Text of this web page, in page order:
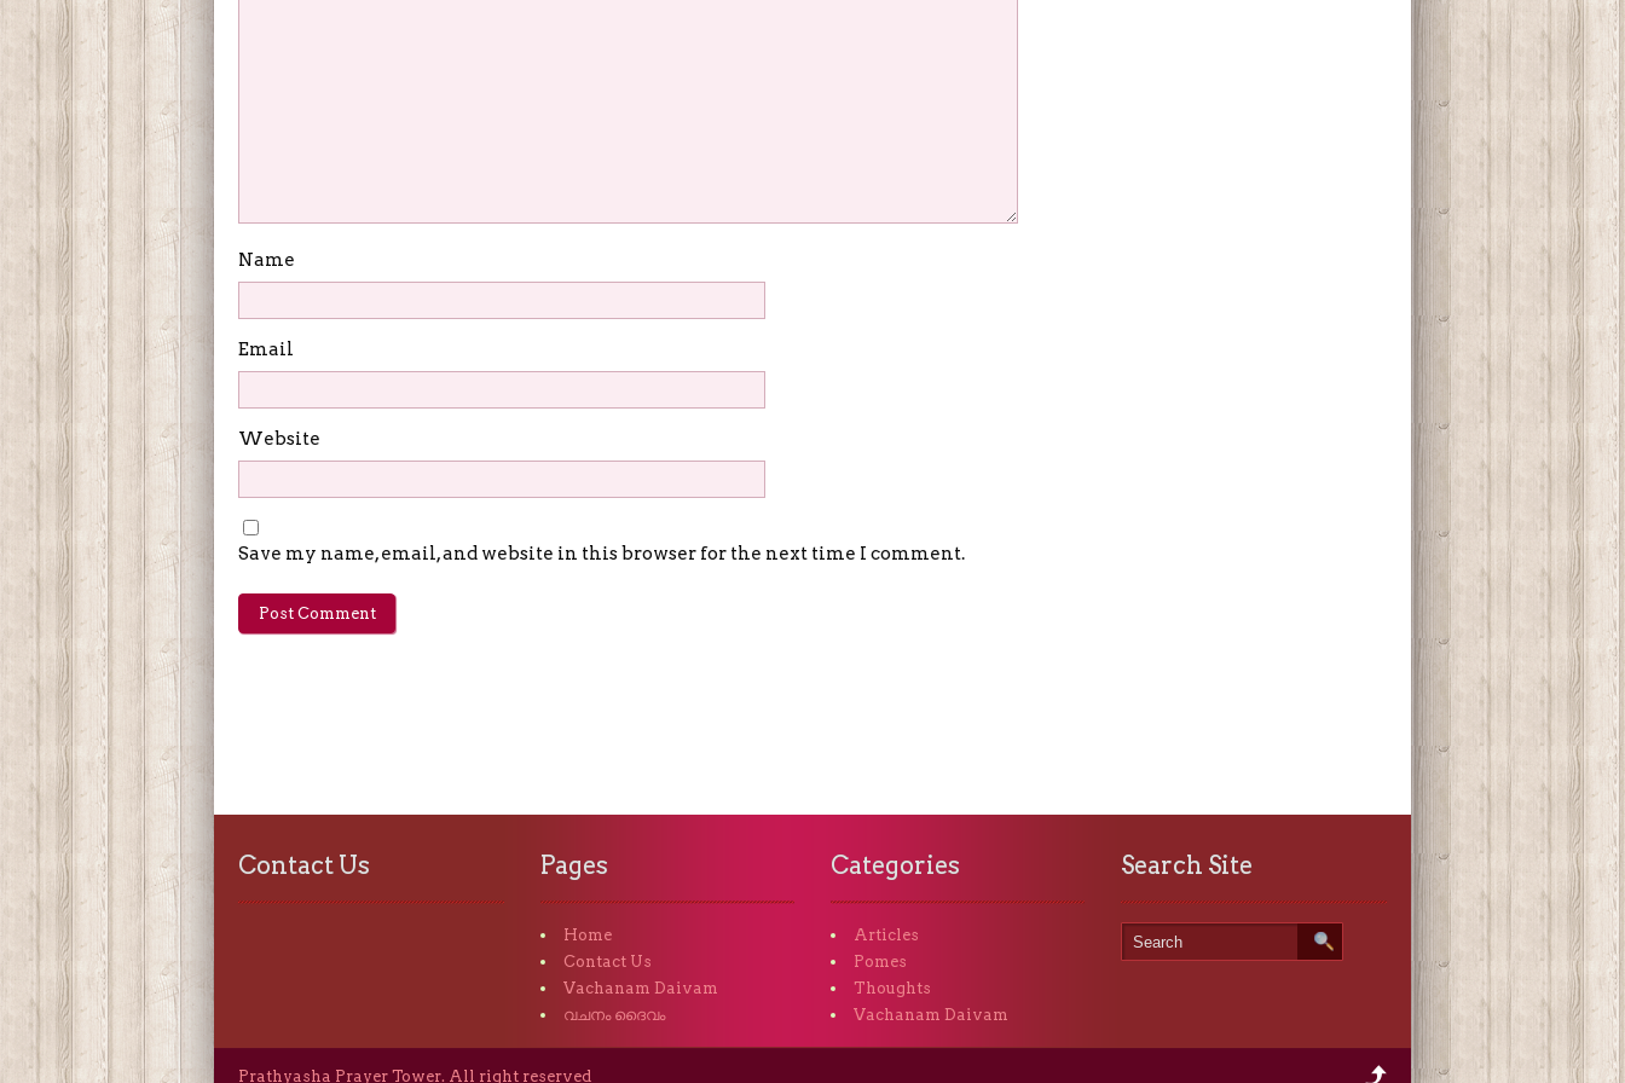
Name
Email
Website
Save my name, email, and website in this browser for the next time I comment.
Contact Us Pages
Home
Contact Us
Vachanam Daivam
വചനം ദൈവം
Categories
Articles
Pomes
Thoughts
Vachanam Daivam
Search Site
Prathyasha Prayer Tower. All right reserved